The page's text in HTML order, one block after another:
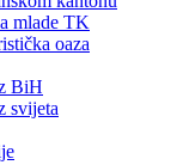
mlade TK
oaza
BiH
svijeta